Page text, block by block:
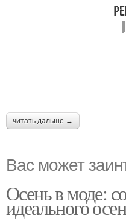
читать дальше →
Вас может
Осень в моде:
идеального